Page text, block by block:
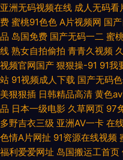
国产精品污 秋葵视频在线观看
看短视频 亚洲中文字幕自拍一区
a∨在 超碰在线网址 老湿影院福
国产欧美日韩 天堂√最 91网站入
频 激情色色综合导航 三级综合
亚洲无码视频在线 成人无码看
费 蜜桃91色色 A片视频网 国
品 岛国免费 国产无码一二 蜜
线 熟女自拍偷拍 青青久视频
视频官网国产 狠狠操-91 91我
站 91视频成人下载 国产无码
美狠狠插 日韩精品高清 黄色
品 日本一级电影 久草网页 97
多野吉衣三级 亚洲AV一卡 在
色情A片网扯 91资源在线视频
福利爱爱网址 岛国搬运工首页